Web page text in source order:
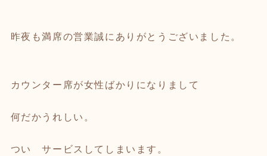
昨夜も満席の営業誠にありがとうございました。
カウンター席が女性ばかりになりまして
何だかうれしい。
つい サービスしてしまいます。